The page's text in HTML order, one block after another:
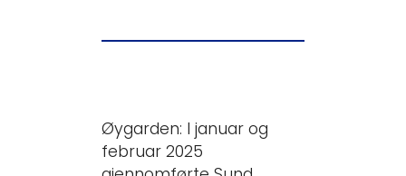
Øygarden: I januar og
februar 2025